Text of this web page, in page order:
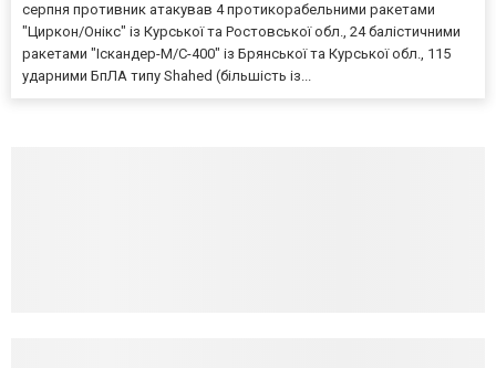
серпня противник атакував 4 протикорабельними ракетами
"Циркон/Онікс" із Курської та Ростовської обл., 24 балістичними
ракетами "Іскандер-М/С-400" із Брянської та Курської обл., 115
ударними БпЛА типу Shahed (більшість із...